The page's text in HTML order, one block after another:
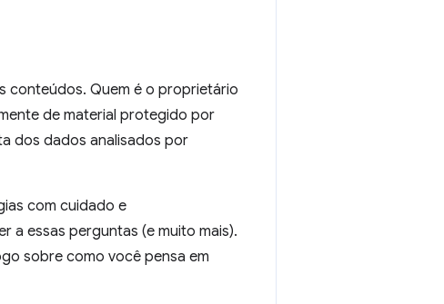
conteúdos. Quem é o proprietário
de material protegido por
dos dados analisados por
com cuidado e
a essas perguntas (e muito mais).
sobre como você pensa em